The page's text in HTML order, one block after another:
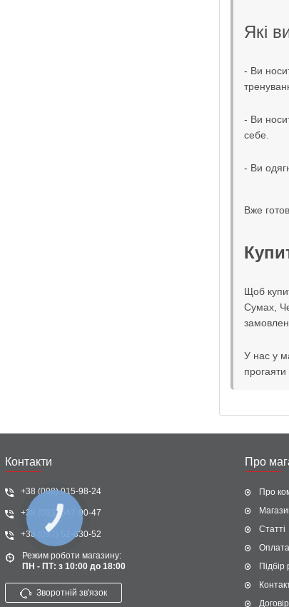
Які
- Ви
- Ви
себе.
- Ви
Вже
Щоб
Сумах,
У нас у
Контакти
+38 (098) 015-98-24
+38 (093) 647-90-47
+38 (097) 52-630-52
Режим роботи магазину:
ПН - ПТ: з 10:00 до 18:00
Зворотній зв'язок
Про
Про
Статті
Оплата
Підбір
КНОПКА
ЗВ'ЯЗКУ